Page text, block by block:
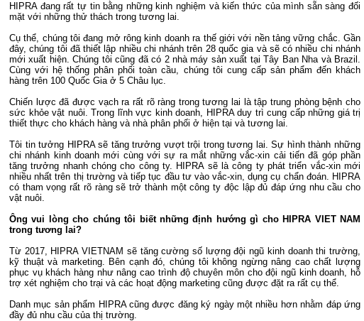
HIPRA đang rất tự tin bằng những kinh nghiệm và kiến thức của mình sẵn sàng đối
mặt với những thử thách trong tương lai.
Cụ thể, chúng tôi đang mở rông kinh doanh ra thế giới với nền tảng vững chắc. Gần
đây, chúng tôi đã thiết lập nhiều chi nhánh trên 28 quốc gia và sẽ có nhiều chi nhánh
mới xuất hiện. Chúng tôi cũng đã có 2 nhà máy sản xuất tại Tây Ban Nha và Brazil.
Cùng với hệ thống phân phối toàn cầu, chúng tôi cung cấp sản phẩm đến khách
hàng trên 100 Quốc Gia ở 5 Châu lục.
Chiến lược đã được vạch ra rất rõ ràng trong tương lai là tập trung phòng bệnh cho
sức khỏe vật nuôi. Trong lĩnh vực kinh doanh, HIPRA duy trì cung cấp những giá trị
thiết thực cho khách hàng và nhà phân phối ở hiện tại và tương lai.
Tôi tin tưởng HIPRA sẽ tăng trưởng vượt trội trong tương lai. Sự hình thành những
chi nhánh kinh doanh mới cùng với sự ra mắt những vắc-xin cải tiến đã góp phần
tăng trưởng nhanh chóng cho công ty. HIPRA sẽ là công ty phát triển vắc-xin mới
nhiều nhất trên thị trường và tiếp tục đầu tư vào vắc-xin, dụng cụ chẩn đoán. HIPRA
có tham vọng rất rõ ràng sẽ trở thành một công ty độc lập đủ đáp ứng nhu cầu cho
vật nuôi.
Ông vui lòng cho chúng tôi biết những định hướng gì cho HIPRA VIET NAM
trong tương lai?
Từ 2017, HIPRA VIETNAM sẽ tăng cường số lượng đội ngũ kinh doanh thi trường,
kỹ thuật và marketing. Bên cạnh đó, chúng tôi không ngừng nâng cao chất lượng
phục vụ khách hàng như nâng cao trình độ chuyên môn cho đội ngũ kinh doanh, hỗ
trợ xét nghiệm cho trại và các hoạt động marketing cũng được đặt ra rất cụ thể.
Danh mục sản phẩm HIPRA cũng được đăng ký ngày một nhiều hơn nhằm đáp ứng
đầy đủ nhu cầu của thị trường.